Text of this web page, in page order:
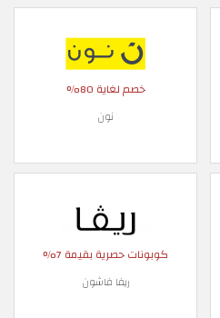
خصم لغاية 80%
نون
كوبونات حصرية بقيمة 7%
ريفا فاشون